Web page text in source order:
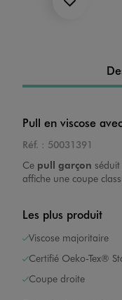
Image 6
Suivant
Pull en viscose
Réf. : 50031391
Ce pull garçon
affiche une coupe
Les plus produit
Viscose majoritaire
Certifié Oeko-Tex®
Coupe droite